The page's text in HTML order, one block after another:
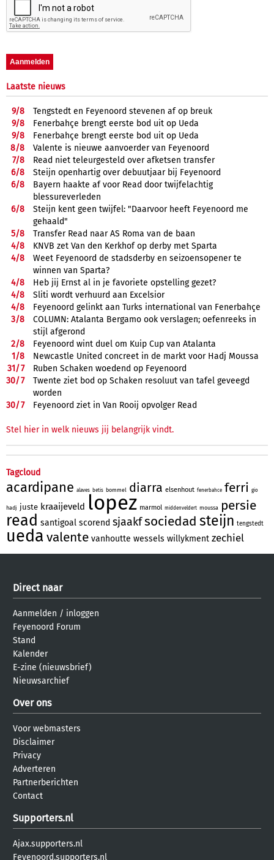
Laatste nieuws
9/8
Tengstedt en Feyenoord stevenen af op breuk
9/8
Fenerbahçe brengt eerste bod uit op Ueda
9/8
Fenerbahçe brengt eerste bod uit op Ueda
8/8
Valente is nieuwe aanvoerder van Feyenoord
7/8
Read niet teleurgesteld over afketsen transfer
6/8
Steijn openhartig over debuutjaar bij Feyenoord
6/8
Bayern haakte af voor Read door twijfelachtig
blessureverleden
6/8
Steijn kent geen twijfel: "Daarvoor heeft Feyenoord me
gehaald"
5/8
Transfer Read naar AS Roma van de baan
4/8
KNVB zet Van den Kerkhof op derby met Sparta
4/8
Weet Feyenoord de stadsderby en seizoensopener te
winnen van Sparta?
4/8
Heb jij Ernst al in je favoriete opstelling gezet?
4/8
Sliti wordt verhuurd aan Excelsior
4/8
Feyenoord gelinkt aan Turks international van Fenerbahçe
3/8
COLUMN: Atalanta Bergamo ook verslagen; oefenreeks in
stijl afgerond
2/8
Feyenoord wint duel om Kuip Cup van Atalanta
1/8
Newcastle United concreet in de markt voor Hadj Moussa
31/7
Ruben Schaken woedend op Feyenoord
30/7
Twente ziet bod op Schaken resoluut van tafel geveegd
worden
30/7 Feyenoord ziet in Van Rooij opvolger Read
Stel hier in welk nieuws jij belangrijk vindt.
Tagcloud
acardipane alaves betis bommel diarra elsenhout fenerbahce ferri gio
hadj juste kraaijeveld lopez marmol middenveldert moussa persie
read santigoal scorend sjaakfsociedad steijn tengstedt
uedavalente vanhoutte wessels willykment zechiel
Direct naar
Aanmelden / inloggen
Feyenoord Forum
Stand
Kalender
E-zine (nieuwsbrief)
Nieuwsarchief
Over ons
Voor webmasters
Disclaimer
Privacy
Adverteren
Partnerberichten
Contact
Supporters.nl
Ajax.supporters.nl
Feyenoord.supporters.nl